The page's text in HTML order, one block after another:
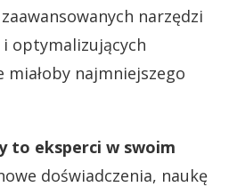
narzędzi
i optymalizujących
miałoby najmniejszego
to eksperci w swoim
doświadczenia, naukę